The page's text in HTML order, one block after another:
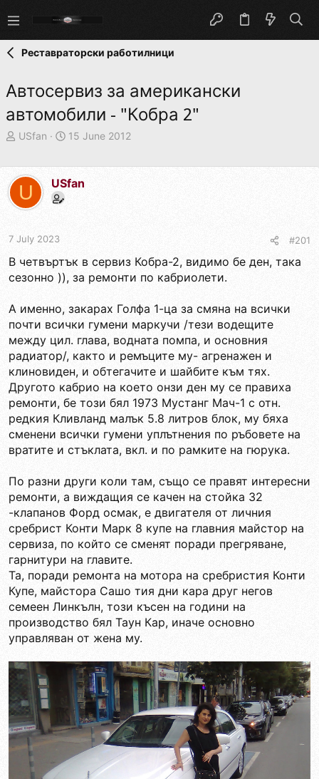
Реставраторски работилници
Автосервиз за американски
автомобили - "Кобра 2"
T
e
a
d
a
r
e
USfan
S
r
t
15 June 2012
U USfan
7 July 2023 #201
В четвъртък в сервиз Кобра-2, видимо бе ден, така
сезонно )), за ремонти по кабриолети.
А именно, закарах Голфа 1-ца за смяна на всички
почти всички гумени маркучи /тези водещите
между цил. глава, водната помпа, и основния
радиатор/, както и ремъците му- агренажен и
клиновиден, и обтегачите и шайбите към тях.
Другото кабрио на което онзи ден му се правиха
ремонти, бе този бял 1973 Мустанг Мач-1 с отн.
редкия Кливланд малък 5.8 литров блок, му бяха
сменени всички гумени уплътнения по ръбовете на
вратите и стъклата, вкл. и по рамките на гюрука.
По разни други коли там, също се правят интересни
ремонти, а виждащия се качен на стойка 32
-клапанов Форд осмак, е двигателя от личния
сребрист Конти Марк 8 купе на главния майстор на
сервиза, по който се сменят поради прегряване,
гарнитури на главите.
Та, поради ремонта на мотора на сребристия Конти
Купе, майстора Сашо тия дни кара друг негов
семеен Линкълн, този късен на години на
производство бял Таун Кар, иначе основно
управляван от жена му.